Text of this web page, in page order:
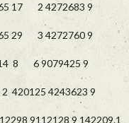
65 17 2 4272683 9
65 29 3 4272760 9
14 8 6 9079425 9
420125 4243623 9
9112128 9 142209.1